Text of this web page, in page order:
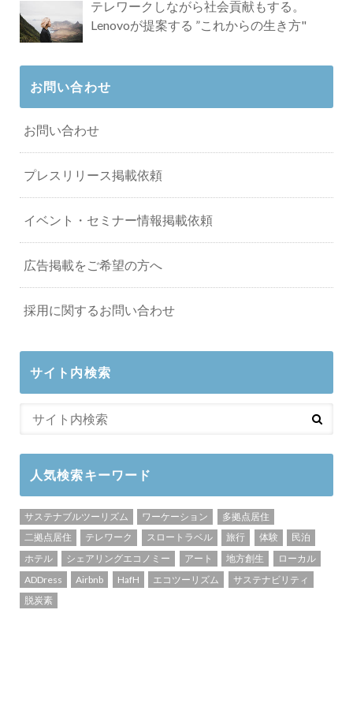
テレワークしながら社会貢献もする。
Lenovoが提案する ”これからの生き方"
お問い合わせ
お問い合わせ
プレスリリース掲載依頼
イベント・セミナー情報掲載依頼
広告掲載をご希望の方へ
採用に関するお問い合わせ
サイト内検索
人気検索キーワード
サステナブルツーリズム ワーケーション
多拠点居住
二拠点居住
テレワーク スロートラベル 旅行 体験
民泊
ホテル
シェアリングエコノミー アート 地方創生
ローカル
ADDress
Airbnb HafH エコツーリズム
サステナビリティ
脱炭素